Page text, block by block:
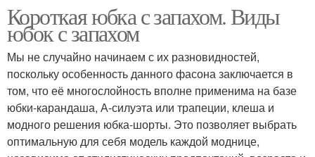
Короткая юбка с запахом. Виды
юбок с запахом
Мы не случайно начинаем с их разновидностей,
поскольку особенность данного фасона заключается в
том, что её многослойность вполне применима на базе
юбки-карандаша, А-силуэта или трапеции, клеша и
модного решения юбка-шорты. Это позволяет выбрать
оптимальную для себя модель каждой моднице,